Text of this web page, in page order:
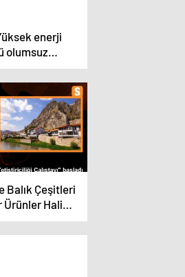
enerji
olumsuz
Balık Çeşitleri
Ürünler Haline